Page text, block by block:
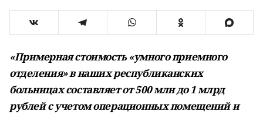
«Примерная стоимость «умного приемного
отделения» в наших республиканских
больницах составляет от 500 млн до 1 млрд
рублей с учетом операционных помещений и